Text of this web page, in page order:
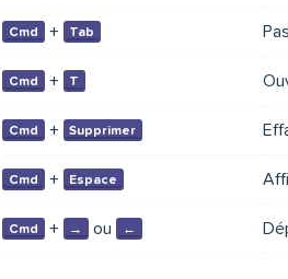
Cmd + Tab
Cmd + T
Cmd + Supprimer
Cmd + Espace
Cmd + → ou ←